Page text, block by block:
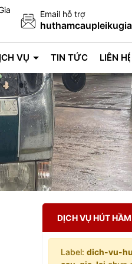
Email hỗ trợ
VỤ TIN TỨC LIÊN HỆ
DỊCH VỤ HÚT
Label: dich-vu-